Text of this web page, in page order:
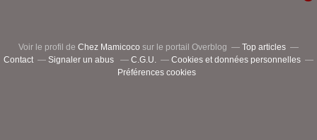
Voir le profil de Chez Mamicoco sur le portail Overblog
Top articles
Contact
Signaler un abus C.G.U.
Cookies et données personnelles
Préférences cookies